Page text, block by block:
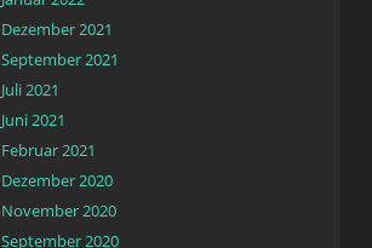
Dezember 2021
September 2021
Juli 2021
Juni 2021
Februar 2021
Dezember 2020
November 2020
September 2020